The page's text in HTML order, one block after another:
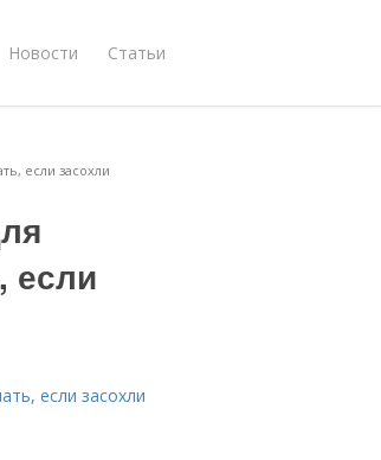
Новости Статьи
если засохли
если
если засохли